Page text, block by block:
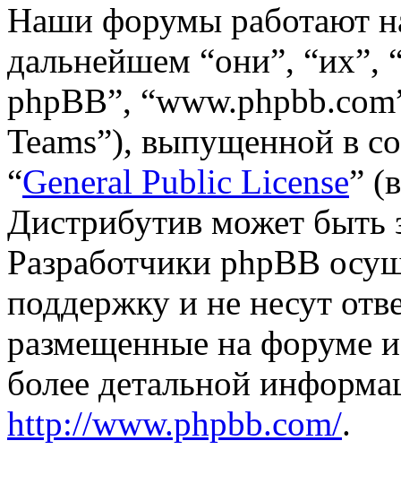
Наши форумы работают
дальнейшем “они”, “их”,
phpBB”,
Teams”), выпущенной в
“General Public License”
Дистрибутив может быть
Разработчики phpBB
поддержку и не несут
размещенные на форуме
более детальной
http://www.phpbb.com/.